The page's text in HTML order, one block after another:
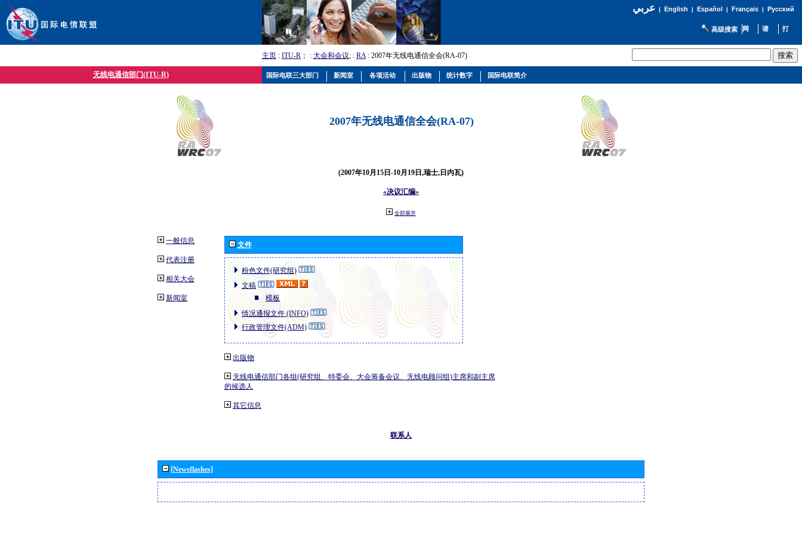
عربي| English | Español | Français| Русский
高级搜索
主页 : ITU-R ； : 大会和会议; : RA: 2007年无线电通信全会(RA-07)
无线电通信部门(ITU-R)
2007年无线电通信全会(RA-07)
(2007年10月15日-10月19日,瑞士,日内瓦)
«决议汇编»
全部展开
一般信息
代表注册
相关大会
新闻室
文件
粉色文件(研究组)
文稿
模板
情况通报文件 (INFO)
行政管理文件(ADM)
出版物
无线电通信部门各组(研究组、特委会、大会筹备会议、无线电顾问组)主席和副主席
的候选人
其它信息
联系人
[Newsflashes]
国际电联三大部门 新闻室 各项活动 出版物 统计数字 国际电联简介